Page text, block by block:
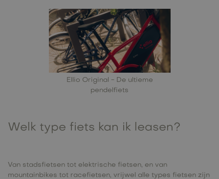
Ellio Original
- De ultieme
pendelfiets
Welk type fiets kan ik leasen?
Van stadsfietsen tot elektrische fietsen, en van
mountainbikes tot racefietsen, vrijwel alle types fietsen zijn